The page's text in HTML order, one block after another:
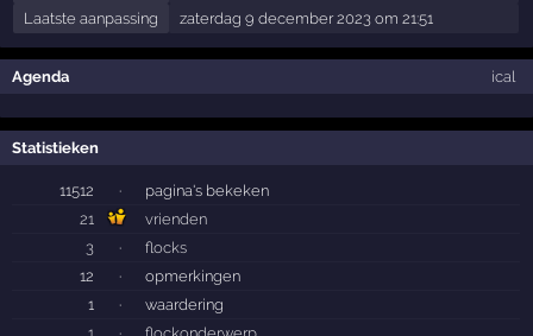
Laatste aanpassing
zaterdag 9 december 2023 om 21:51
Agenda ical
Statistieken
11512 ·
pagina's bekeken
21
vrienden
3
·
flocks
12
·
opmerkingen
1
·
waardering